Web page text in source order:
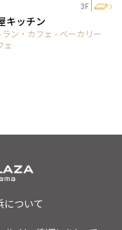
3F
キッチン
ラン・カフェ - ベーカリー
ェ
について